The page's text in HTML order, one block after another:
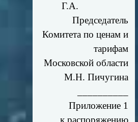
Г.А.
Председатель
Комитета по ценам и
тарифам
Московской области
М.Н. Пичугина
Приложение 1
к распоряжению